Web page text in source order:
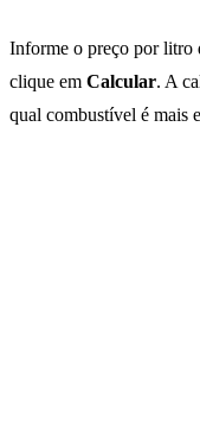
Informe o preço por litro
clique em Calcular. A
qual combustível é mais